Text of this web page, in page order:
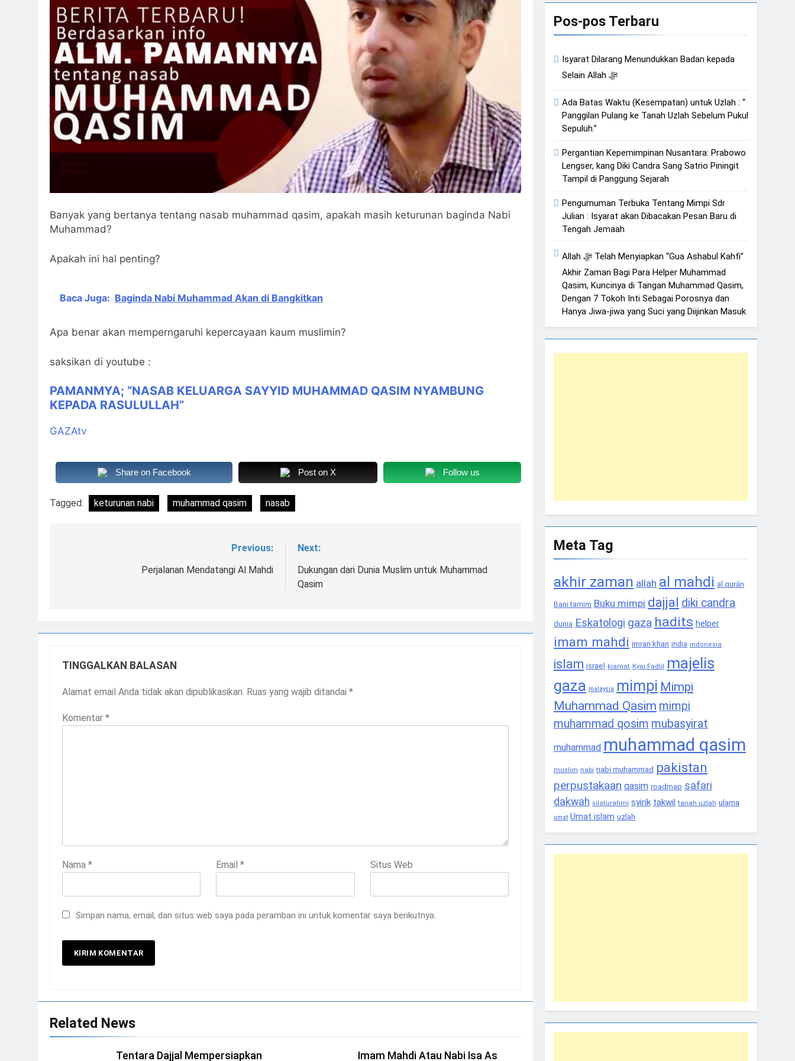
Ketika Istikharah Dijawab Lewat Wajah (kang Diki) : Isyarat Petunjuk Melalui Jalan Hati
2 Hari Ago
Cahaya dari Timur: Isyarat Kebangkitan Islam Dimulai dari Arah Timur
3 Hari Ago
3 Hari Ago
Banyak yang bertanya tentang nasab muhammad qasim, apakah masih keturunan baginda Nabi
Muhammad?
Apakah ini hal penting?
Baca Juga: Baginda Nabi Muhammad Akan di Bangkitkan
Apa benar akan memperngaruhi kepercayaan kaum muslimin?
saksikan di youtube :
PAMANMYA; “NASAB KELUARGA SAYYID MUHAMMAD QASIM NYAMBUNG
KEPADA RASULULLAH”
GAZAtv
Share on Facebook Post on X Follow us
Tagged: keturunan nabi muhammad qasim nasab
Previous:
Perjalanan Mendatangi Al Mahdi
Next:
Dukungan dari Dunia Muslim untuk Muhammad
Qasim
TINGGALKAN BALASAN
Alamat email Anda tidak akan dipublikasikan. Ruas yang wajib ditandai *
Komentar *
Nama * Email* Situs Web
Simpan nama, email, dan situs web saya pada peramban ini untuk komentar saya berikutnya.
Related News
Tentara Dajjal Mempersiapkan Imam Mahdi Atau Nabi Isa As
Pos-pos Terbaru
Isyarat Dilarang Menundukkan Badan kepada
Selain Allah ﷻ
Ada Batas Waktu (Kesempatan) untuk Uzlah : “
Panggilan Pulang ke Tanah Uzlah Sebelum Pukul
Sepuluh.”
Pergantian Kepemimpinan Nusantara: Prabowo
Lengser, kang Diki Candra Sang Satrio Piningit
Tampil di Panggung Sejarah
Pengumuman Terbuka Tentang Mimpi Sdr
Julian : Isyarat akan Dibacakan Pesan Baru di
Tengah Jemaah
Allah ﷻ Telah Menyiapkan “Gua Ashabul Kahfi”
Akhir Zaman Bagi Para Helper Muhammad
Qasim, Kuncinya di Tangan Muhammad Qasim,
Dengan 7 Tokoh Inti Sebagai Porosnya dan
Hanya Jiwa-jiwa yang Suci yang Diijinkan Masuk
Meta Tag
akhir zaman allah al mahdi al qurán
Bani tamim Buku mimpi dajjal diki candra
dunia Eskatologi gaza hadits helper
imam mahdi imran khan india indonesia
islam israel kiamat Kyai Fadlil majelis
gaza malaysia mimpi Mimpi
Muhammad Qasim mimpi
muhammad qosim mubasyirat
muhammad muhammad qasim
muslim nabi nabi muhammad pakistan
perpustakaan qasim roadmap safari
dakwah silaturahmi syirik takwil tanah uzlah ulama
umat Umat islam uzlah